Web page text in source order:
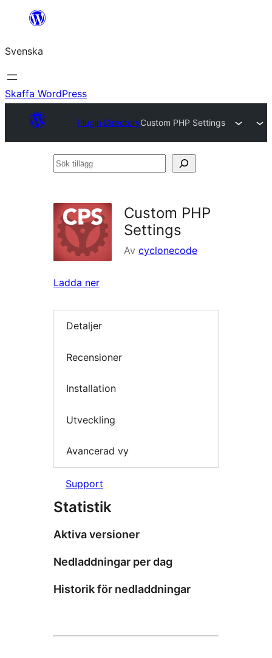
Hoppa
innehåll
Svenska
Skaffa WordPress
Plugin DirectoryCustom PHP Settings
Sök
Custom PHP
Settings
Av cyclonecode
Ladda ner
Detaljer
Recensioner
Installation
Utveckling
Avancerad vy
Support
Statistik
Aktiva versioner
Nedladdningar per dag
Historik för nedladdningar